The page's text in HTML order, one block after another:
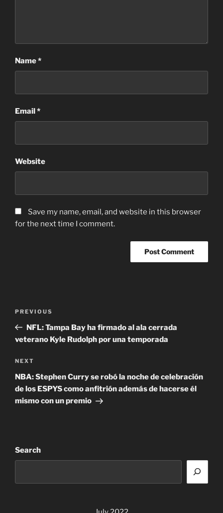
Name*
Email*
Website
Save my name, email, and website in this browser
for the next time I comment.
Previous
Post
PREVIOUS
NFL: Tampa Bay ha firmado al ala cerrada
veterano Kyle Rudolph por una temporada
Next
Post
NEXT
NBA: Stephen Curry se robó la noche de celebración
de los ESPYS como anfitrión además de hacerse él
mismo con un premio
Search